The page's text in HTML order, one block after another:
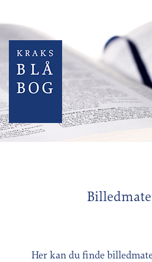
Her kan du finde